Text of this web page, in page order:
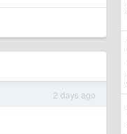
2 days ago